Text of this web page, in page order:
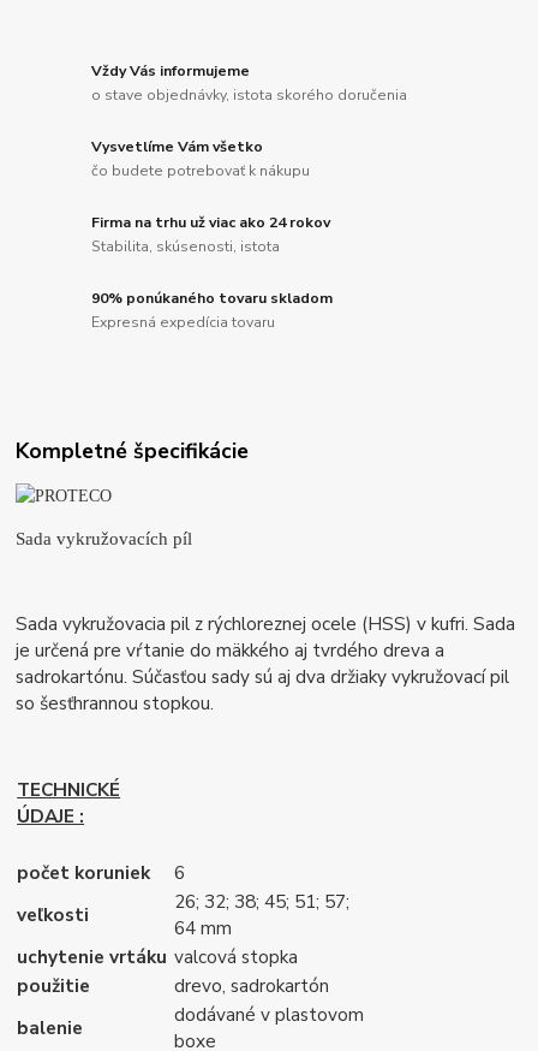
Vždy Vás informujeme
o stave objednávky, istota skorého doručenia
Vysvetlíme Vám všetko
čo budete potrebovať k nákupu
Firma na trhu už viac ako 24 rokov
Stabilita, skúsenosti, istota
90% ponúkaného tovaru skladom
Expresná expedícia tovaru
Kompletné špecifikácie
Sada vykružovacích píl
Sada vykružovacia pil z rýchloreznej ocele (HSS) v kufri. Sada
je určená pre vŕtanie do mäkkého aj tvrdého dreva a
sadrokartónu. Súčasťou sady sú aj dva držiaky vykružovací pil
so šesťhrannou stopkou.
TECHNICKÉ
ÚDAJE :
počet koruniek
6
veľkosti
26; 32; 38; 45; 51; 57;
64 mm
uchytenie vrtáku valcová stopka
použitie
drevo, sadrokartón
balenie
dodávané v plastovom
boxe